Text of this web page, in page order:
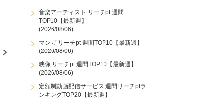
音楽アーティスト リーチpt 週間
TOP10【最新週】
(2026/08/06)
マンガ リーチpt 週間TOP10【最新週】
(2026/08/06)
映像 リーチpt 週間TOP10【最新週】
(2026/08/06)
定額制動画配信サービス 週間リーチptラ
ンキングTOP20【最新週】